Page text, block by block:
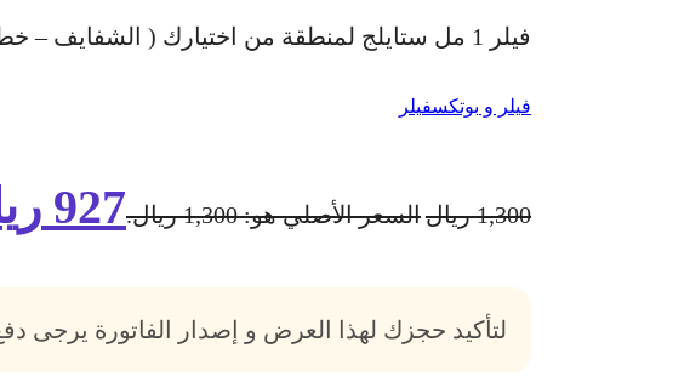
فيلر 1 مل ستايلج لمنطقة من اختيارك ( الشفايف – خطوط الإبتسامة – الذقن ) الكشفية مجانًا للسيدات فقط
فيلر و بوتكسفيلر
1,300 ريالالسعر الأصلي هو: 1,300 ريال. 927
لتأكيد حجزك لهذا العرض و إصدار الفاتورة يرجى